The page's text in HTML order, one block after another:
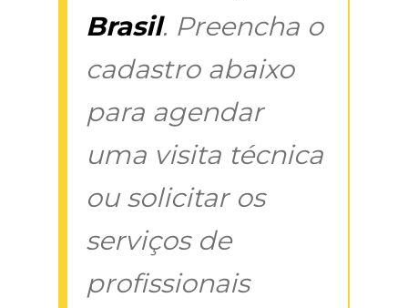
Brasil. Preencha o
cadastro abaixo
para agendar
uma visita técnica
ou solicitar os
serviços de
profissionais